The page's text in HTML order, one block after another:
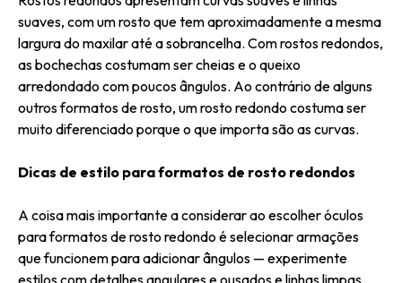
suaves, com um rosto que tem aproximadamente a mesma
largura do maxilar até a sobrancelha. Com rostos redondos,
as bochechas costumam ser cheias e o queixo
arredondado com poucos ângulos. Ao contrário de alguns
outros formatos de rosto, um rosto redondo costuma ser
muito diferenciado porque o que importa são as curvas.
Dicas de estilo para formatos de rosto redondos
A coisa mais importante a considerar ao escolher óculos
para formatos de rosto redondo é selecionar armações
que funcionem para adicionar ângulos — experimente